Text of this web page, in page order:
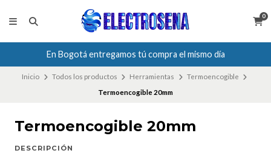
0
En Bogotá entregamos tú compra el mismo día
Inicio Todos los productos Herramientas
Termoencogible
Termoencogible 20mm
Termoencogible 20mm
DESCRIPCIÓN